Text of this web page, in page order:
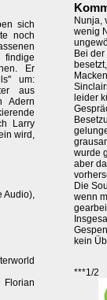
sich
noch
Er
um:
aus
Adern
Larry
wird,
Audio),
Nunja,
wenig
Bei
leider
wurde
aber
Die
wenn
kein
***1/2